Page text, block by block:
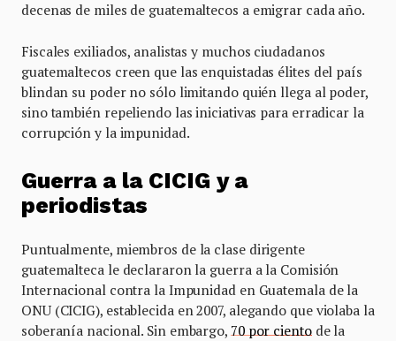
decenas de miles de guatemaltecos a emigrar cada año.
Fiscales exiliados, analistas y muchos ciudadanos
guatemaltecos creen que las enquistadas élites del país
blindan su poder no sólo limitando quién llega al poder,
sino también repeliendo las iniciativas para erradicar la
corrupción y la impunidad.
Guerra a la CICIG y a
periodistas
Puntualmente, miembros de la clase dirigente
guatemalteca le declararon la guerra a la Comisión
Internacional contra la Impunidad en Guatemala de la
ONU (CICIG), establecida en 2007, alegando que violaba la
soberanía nacional. Sin embargo, 70 por cientode la